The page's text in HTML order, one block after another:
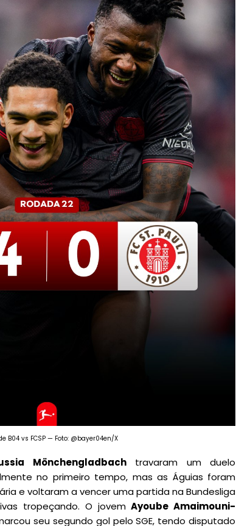
B04 vs FCSP — Foto: @bayer04en/X
Mönchengladbachtravaram um duelo
no primeiro tempo, mas as Águias foram
e voltaram a vencer uma partida na Bundesliga
tropeçando. O jovemAyoube Amaimouni-
seu segundo gol pelo SGE, tendo disputado